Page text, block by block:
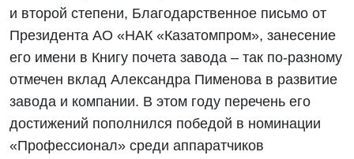
и второй степени, Благодарственное письмо от
Президента АО «НАК «Казатомпром», занесение
его имени в Книгу почета завода – так по-разному
отмечен вклад Александра Пименова в развитие
завода и компании. В этом году перечень его
достижений пополнился победой в номинации
«Профессионал» среди аппаратчиков